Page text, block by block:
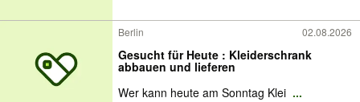
Berlin 02.08.2026
Gesucht für Heute : Kleiderschrank
abbauen und lieferen
Wer kann heute am Sonntag Klei ...